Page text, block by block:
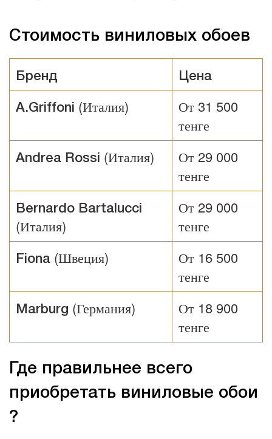
Стоимость виниловых обоев
Бренд Цена
A.Griffoni (Италия)
От 31 500
тенге
Andrea Rossi (Италия)
От 29 000
тенге
Bernardo Bartalucci
(Италия)
От 29 000
тенге
Fiona (Швеция)
От 16 500
тенге
Marburg (Германия)
От 18 900
тенге
Где правильнее всего
приобретать виниловые обои
?